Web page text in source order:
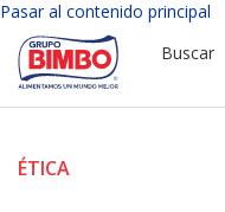
Pasar al contenido principal
Buscar
ÉTICA